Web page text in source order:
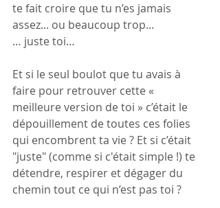
te fait croire que tu n’es jamais
assez... ou beaucoup trop...
… juste toi…
Et si le seul boulot que tu avais à
faire pour retrouver cette «
meilleure version de toi » c’était le
dépouillement de toutes ces folies
qui encombrent ta vie ? Et si c’était
"juste" (comme si c'était simple !) te
détendre, respirer et dégager du
chemin tout ce qui n’est pas toi ?